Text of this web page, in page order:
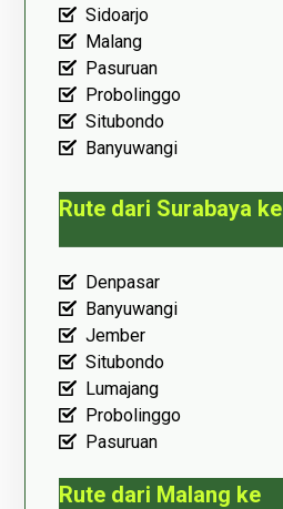
Sidoarjo
Malang
Pasuruan
Probolinggo
Situbondo
Banyuwangi
Rute dari Surabaya ke
Denpasar
Banyuwangi
Jember
Situbondo
Lumajang
Probolinggo
Pasuruan
Rute dari Malang ke